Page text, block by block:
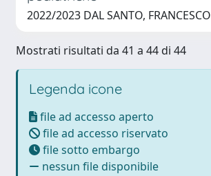
2022/2023 DAL SANTO, FRANCESCO
Mostrati risultati da 41 a 44 di 44
Legenda icone
file ad accesso aperto
file ad accesso riservato
file sotto embargo
nessun file disponibile